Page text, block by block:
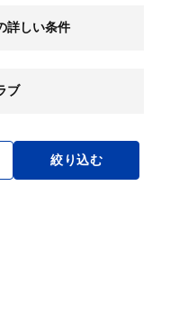
詳しい条件
ブ
絞り込む